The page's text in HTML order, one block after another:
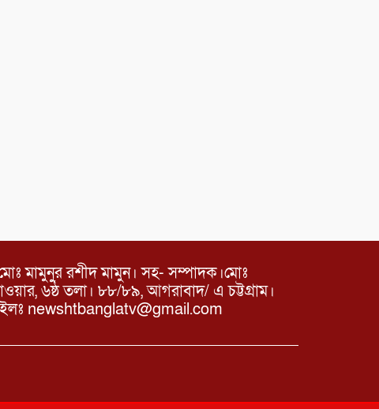
মামুনুর রশীদ মামুন। সহ- সম্পাদক।মোঃ
৬ষ্ঠ তলা। ৮৮/৮৯, আগরাবাদ/ এ চট্টগ্রাম।
newshtbanglatv@gmail.com